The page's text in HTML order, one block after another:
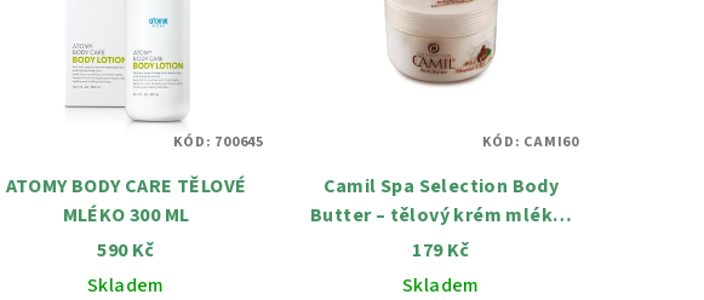
ATOMY BODY CARE TĚLOVÉ
MLÉKO 300 ML
590 Kč
Skladem
KÓD: 700645
Camil Spa Selection Body
Butter – tělový krém mléko,
čokoláda & máta 350 ml
179 Kč
Skladem
KÓD: CAMI60